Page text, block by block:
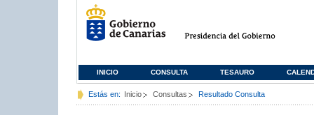
INICIO CONSULTA TESAURO
Estás en: Inicio Consultas Resultado Consulta